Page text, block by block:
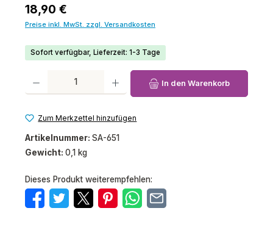
Regulärer Preis:
18,90 €
Preise inkl. MwSt. zzgl. Versandkosten
Sofort verfügbar, Lieferzeit: 1-3 Tage
Produkt Anzahl: Gib den gewünschten Wert ein oder benutze die
In den Warenkorb
Zum Merkzettel hinzufügen
Artikelnummer: SA-651
Gewicht: 0,1 kg
Dieses Produkt weiterempfehlen: